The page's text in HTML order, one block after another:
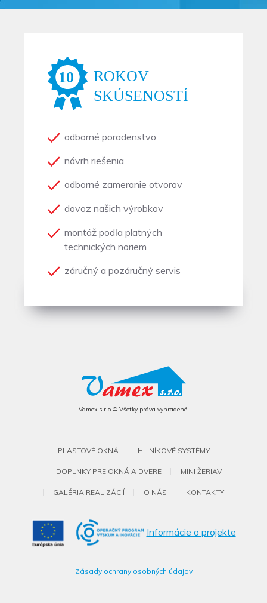
odborné poradenstvo
návrh riešenia
odborné zameranie otvorov
dovoz našich výrobkov
montáž podľa platných
technických noriem
záručný a pozáručný servis
Vamex s.r.o © Všetky práva vyhradené.
PLASTOVÉ OKNÁ HLINÍKOVÉ SYSTÉMY
DOPLNKY PRE OKNÁ A DVERE MINI ŽERIAV
GALÉRIA REALIZÁCIÍ O NÁS KONTAKTY
Informácie o projekte
Zásady ochrany osobných údajov